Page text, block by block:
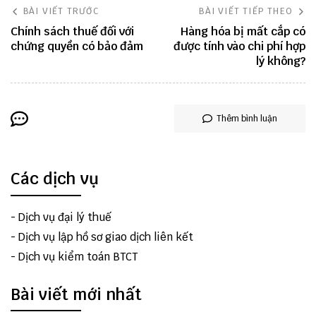
BÀI VIẾT TRƯỚC
Chính sách thuế đối với
chứng quyền có bảo đảm
BÀI VIẾT TIẾP THEO
Hàng hóa bị mất cắp có
được tính vào chi phí hợp
lý không?
Thêm bình luận
Các dịch vụ
- Dịch vụ đại lý thuế
- Dịch vụ lập hồ sơ giao dịch liên kết
- Dịch vụ kiểm toán BTCT
Bài viết mới nhất